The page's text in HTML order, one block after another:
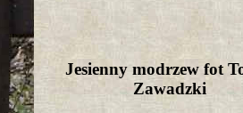
Jesienny modrzew fot
Zawadzki